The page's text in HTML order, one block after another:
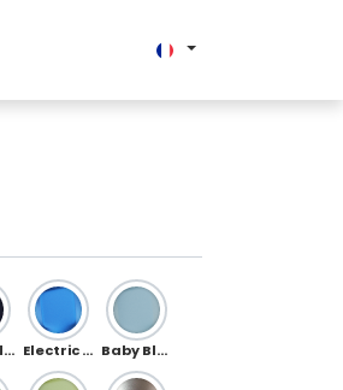
Night Blue Electric Blue Baby Blue